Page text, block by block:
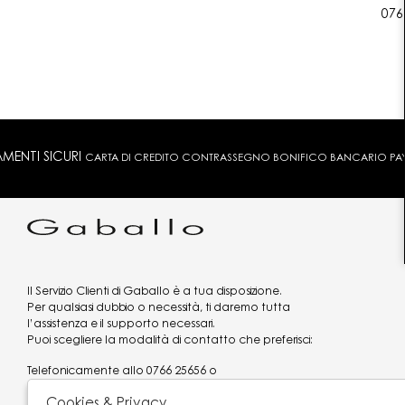
SICURI CARTA DI CREDITO CONTRASSEGNO BONIFICO BANCARIO
Il Servizio Clienti di Gaballo è a tua disposizione.
Per qualsiasi dubbio o necessità, ti daremo tutta
l’assistenza e il supporto necessari.
Puoi scegliere la modalità di contatto che preferisci:
Telefonicamente allo 0766 25656 o